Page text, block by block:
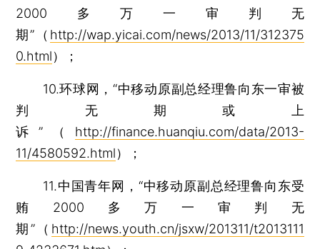
2000多万一审判无
期”（ http://wap.yicai.com/news/2013/11/312375
0.html）；
10.环球网，“中移动原副总经理鲁向东一审被
判无期或上
诉”（ http://finance.huanqiu.com/data/2013-
11/4580592.html）；
11.中国青年网，“中移动原副总经理鲁向东受
贿2000多万一审判无
期”（ http://news.youth.cn/jsxw/201311/t2013111